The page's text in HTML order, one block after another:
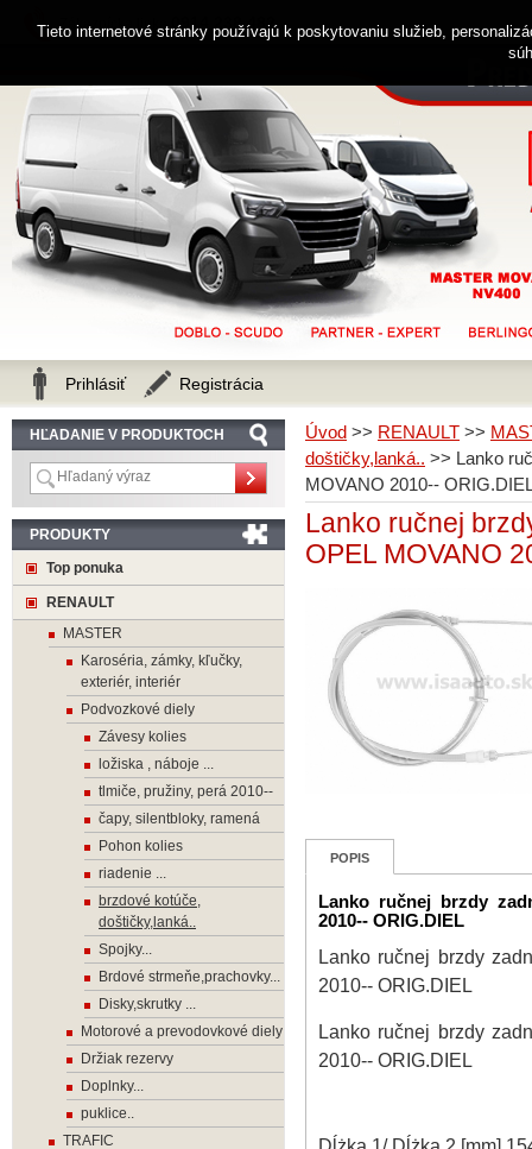
Úvod >> RENAULT >>
doštičky,lanká.. >> Lanko
MOVANO 2010--
Lanko ručnej
OPEL MOVANO
POPIS
Lanko ručnej brzdy
2010-- ORIG.DIEL
Lanko ručnej brzdy
2010-- ORIG.DIEL
Lanko ručnej brzdy
2010-- ORIG.DIEL
HĽADANIE V PRODUKTOCH
PRODUKTY
Top ponuka
RENAULT
MASTER
Karoséria, zámky, kľučky,
exteriér, interiér
Podvozkové diely
Závesy kolies
ložiska , náboje ...
tlmiče, pružiny, perá 2010--
čapy, silentbloky, ramená
Pohon kolies
riadenie ...
brzdové kotúče,
doštičky,lanká..
Spojky...
Brdové strmeňe,prachovky...
Disky,skrutky ...
Motorové a prevodovkové diely
Držiak rezervy
Doplnky...
puklice..
TRAFIC
Zákaznícka linka 0914 238 482
Prihlásiť Registrácia
Tieto internetové stránky používajú k poskytovaniu služieb,